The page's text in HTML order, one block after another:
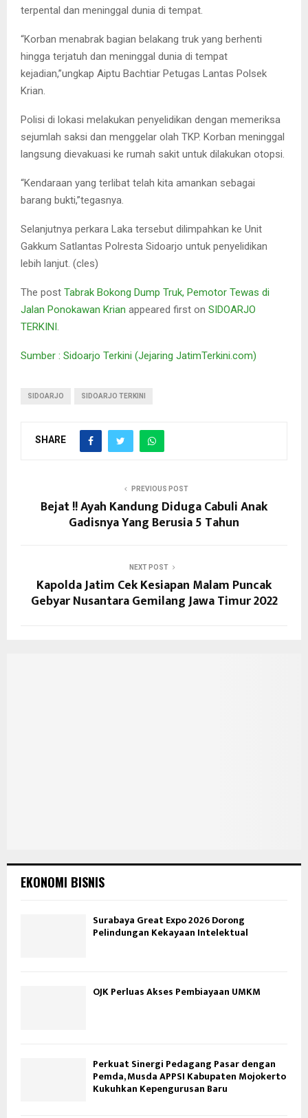
terpental dan meninggal dunia di tempat.
“Korban menabrak bagian belakang truk yang berhenti
hingga terjatuh dan meninggal dunia di tempat
kejadian,”ungkap Aiptu Bachtiar Petugas Lantas Polsek
Krian.
Polisi di lokasi melakukan penyelidikan dengan memeriksa
sejumlah saksi dan menggelar olah TKP. Korban meninggal
langsung dievakuasi ke rumah sakit untuk dilakukan otopsi.
“Kendaraan yang terlibat telah kita amankan sebagai
barang bukti,”tegasnya.
Selanjutnya perkara Laka tersebut dilimpahkan ke Unit
Gakkum Satlantas Polresta Sidoarjo untuk penyelidikan
lebih lanjut. (cles)
The post Tabrak Bokong Dump Truk, Pemotor Tewas di
Jalan Ponokawan Krian appeared first on SIDOARJO
TERKINI.
Sumber : Sidoarjo Terkini (Jejaring JatimTerkini.com)
SIDOARJO SIDOARJO TERKINI
SHARE
PREVIOUS POST
Bejat !! Ayah Kandung Diduga Cabuli Anak
Gadisnya Yang Berusia 5 Tahun
NEXT POST
Kapolda Jatim Cek Kesiapan Malam Puncak
Gebyar Nusantara Gemilang Jawa Timur 2022
EKONOMI BISNIS
Surabaya Great Expo 2026 Dorong
Pelindungan Kekayaan Intelektual
OJK Perluas Akses Pembiayaan UMKM
Perkuat Sinergi Pedagang Pasar dengan
Pemda, Musda APPSI Kabupaten Mojokerto
Kukuhkan Kepengurusan Baru